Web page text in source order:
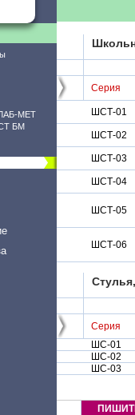
ЛАБ-МЕТ
СТ БМ
Серия
ШСТ-01
ШСТ-02
ШСТ-03
ШСТ-04
ШСТ-05
ШСТ-06
Серия
ШС-01
ШС-02
ШС-03